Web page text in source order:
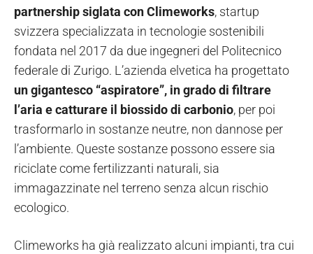
partnership siglata con Climeworks, startup
svizzera specializzata in tecnologie sostenibili
fondata nel 2017 da due ingegneri del Politecnico
federale di Zurigo. L’azienda elvetica ha progettato
un gigantesco “aspiratore”, in grado di filtrare
l’aria e catturare il biossido di carbonio, per poi
trasformarlo in sostanze neutre, non dannose per
l’ambiente. Queste sostanze possono essere sia
riciclate come fertilizzanti naturali, sia
immagazzinate nel terreno senza alcun rischio
ecologico.
Climeworks ha già realizzato alcuni impianti, tra cui